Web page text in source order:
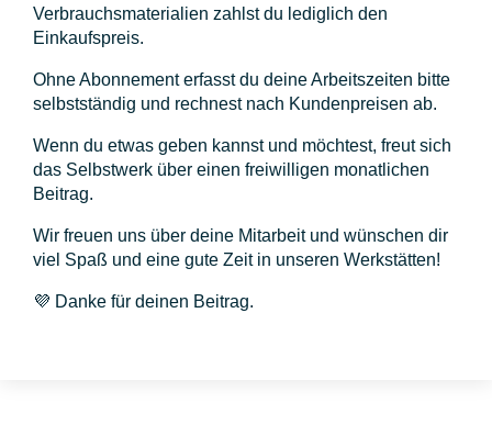
Verbrauchsmaterialien zahlst du lediglich den
Einkaufspreis.
Ohne Abonnement erfasst du deine Arbeitszeiten bitte
selbstständig und rechnest nach Kundenpreisen ab.
Wenn du etwas geben kannst und möchtest, freut sich
das Selbstwerk über einen freiwilligen monatlichen
Beitrag.
Wir freuen uns über deine Mitarbeit und wünschen dir
viel Spaß und eine gute Zeit in unseren Werkstätten!
💜 Danke für deinen Beitrag.